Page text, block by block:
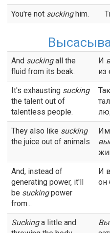
You're not suckinghim.
And suckingall the
fluid from its beak.
И
из
It's exhausting sucking
the talent out of
talentless people.
They also like sucking
the juice out of animals
Им
And, instead of
generating power, it'll
be suckingpower
from...
И
он
Suckinga little and